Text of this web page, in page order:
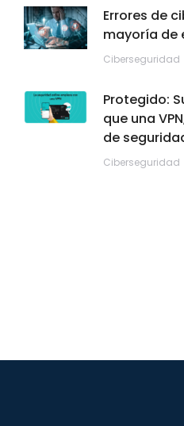
Errores de
mayoría de
Ciberseguridad
Protegido:
que una
de
Ciberseguridad